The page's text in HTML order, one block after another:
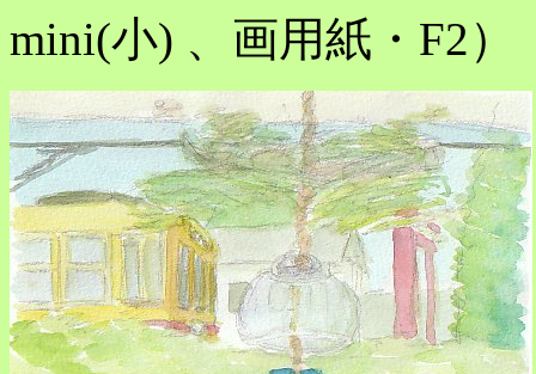
mini(小) 、画用紙・F2）